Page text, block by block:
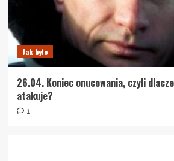
Jak było
26.04. Koniec onucowania, czyli
atakuje?
1